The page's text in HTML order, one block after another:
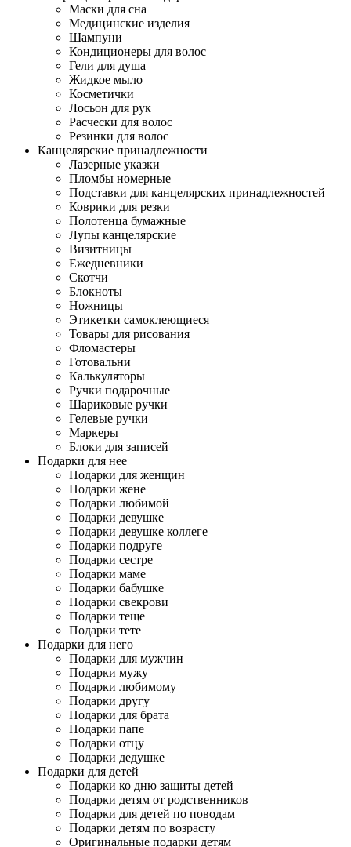
Маски для сна
Медицинские изделия
Шампуни
Кондиционеры для волос
Гели для душа
Жидкое мыло
Косметички
Лосьон для рук
Расчески для волос
Резинки для волос
Канцелярские принадлежности
Лазерные указки
Пломбы номерные
Подставки для канцелярских принадлежностей
Коврики для резки
Полотенца бумажные
Лупы канцелярские
Визитницы
Ежедневники
Скотчи
Блокноты
Ножницы
Этикетки самоклеющиеся
Товары для рисования
Фломастеры
Готовальни
Калькуляторы
Ручки подарочные
Шариковые ручки
Гелевые ручки
Маркеры
Блоки для записей
Подарки для нее
Подарки для женщин
Подарки жене
Подарки любимой
Подарки девушке
Подарки девушке коллеге
Подарки подруге
Подарки сестре
Подарки маме
Подарки бабушке
Подарки свекрови
Подарки теще
Подарки тете
Подарки для него
Подарки для мужчин
Подарки мужу
Подарки любимому
Подарки другу
Подарки для брата
Подарки папе
Подарки отцу
Подарки дедушке
Подарки для детей
Подарки ко дню защиты детей
Подарки детям от родственников
Подарки для детей по поводам
Подарки детям по возрасту
Оригинальные подарки детям